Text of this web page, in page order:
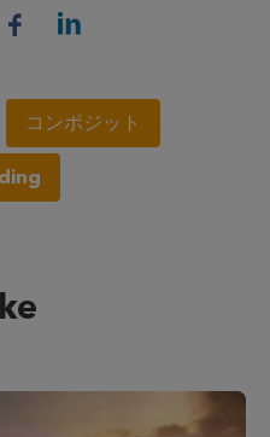
コンポジット